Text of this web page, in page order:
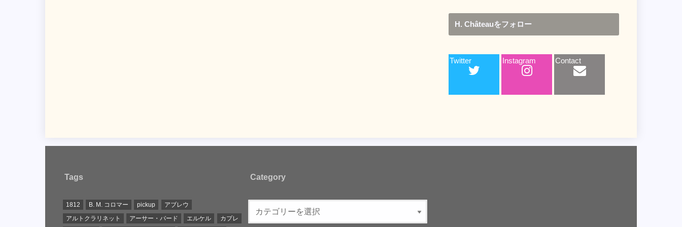
H. Châteauをフォロー
Twitter Instagram Contact
Tags
1812 B. M. コロマー pickup
アブレウ
アルトクラリネット
アーサー・バード エルケル カプレ
Category